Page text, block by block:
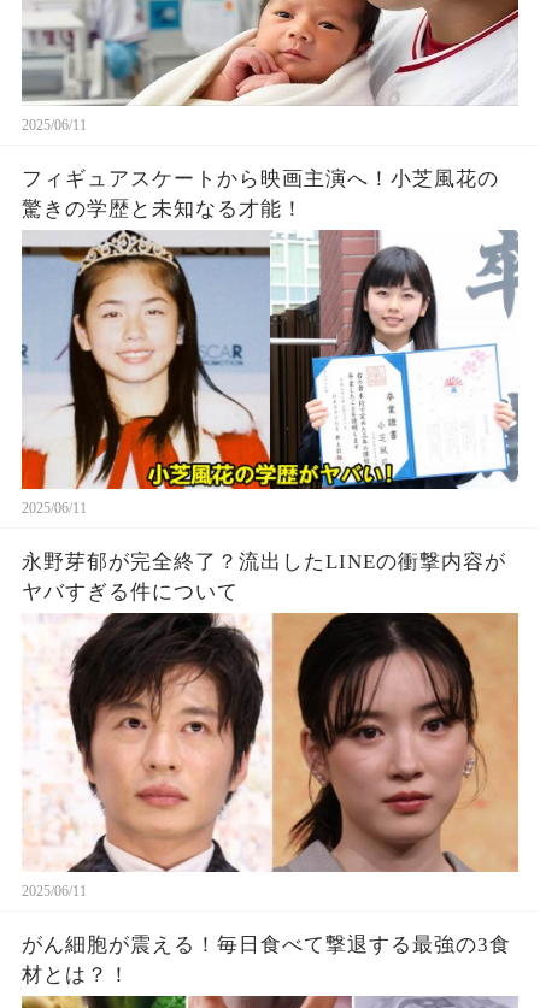
2025/06/11
フィギュアスケートから映画主演へ！小芝風花の
驚きの学歴と未知なる才能！
2025/06/11
永野芽郁が完全終了？流出したLINEの衝撃内容が
ヤバすぎる件について
2025/06/11
がん細胞が震える！毎日食べて撃退する最強の3食
材とは？！